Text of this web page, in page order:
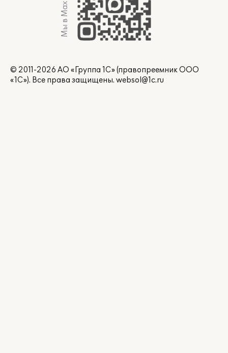
Мы в Max
© 2011-2026 АО «Группа 1С» (правопреемник ООО
«1С»). Все права защищены. websol@1c.ru